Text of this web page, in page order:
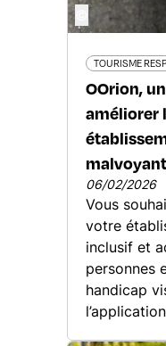
TOURISME
OOrion,
améliorer
06/02/2026
Vous
votre
inclusif et
personnes
handicap
©